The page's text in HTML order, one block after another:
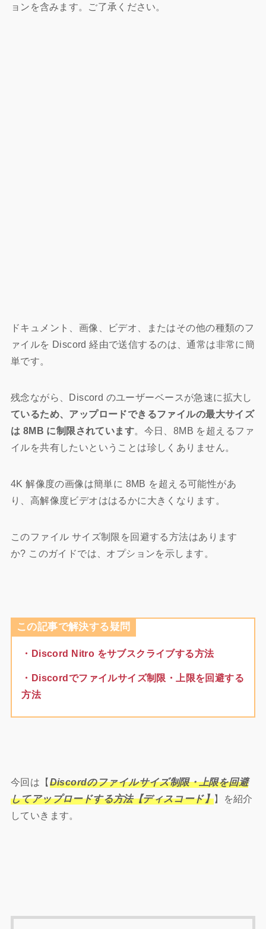
ョンを含みます。ご了承ください。
ドキュメント、画像、ビデオ、またはその他の種類のフ
ァイルを Discord 経由で送信するのは、通常は非常に簡
単です。
残念ながら、Discord のユーザーベースが急速に拡大し
ているため、アップロードできるファイルの最大サイズ
は 8MB に制限されています。今日、8MB を超えるファ
イルを共有したいということは珍しくありません。
4K 解像度の画像は簡単に 8MB を超える可能性があ
り、高解像度ビデオははるかに大きくなります。
このファイル サイズ制限を回避する方法はあります
か? このガイドでは、オプションを示します。
この記事で解決する疑問
・Discord Nitro をサブスクライブする方法
・Discordでファイルサイズ制限・上限を回避する
方法
今回は【Discordのファイルサイズ制限・上限を回避
してアップロードする方法【ディスコード】】を紹介
していきます。